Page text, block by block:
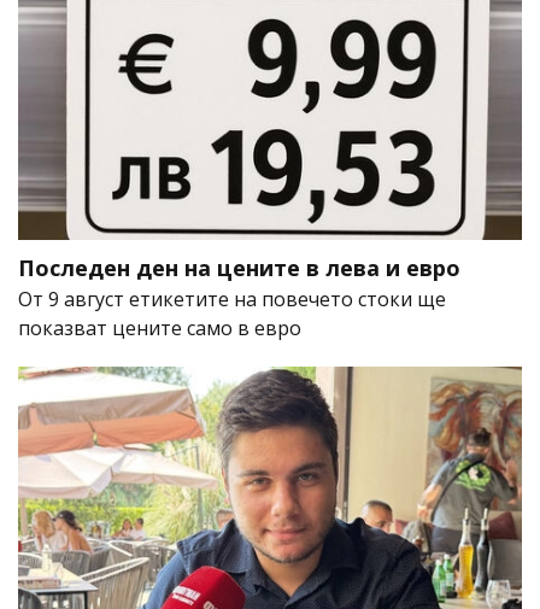
Последен ден на цените в лева и евро
От 9 август етикетите на повечето стоки ще
показват цените само в евро